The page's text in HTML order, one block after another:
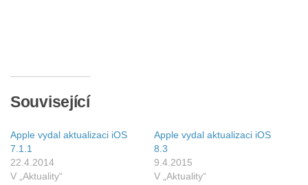
Související
Apple vydal aktualizaci iOS
7.1.1
22.4.2014
V „Aktuality“
Apple vydal aktualizaci iOS
8.3
9.4.2015
V „Aktuality“